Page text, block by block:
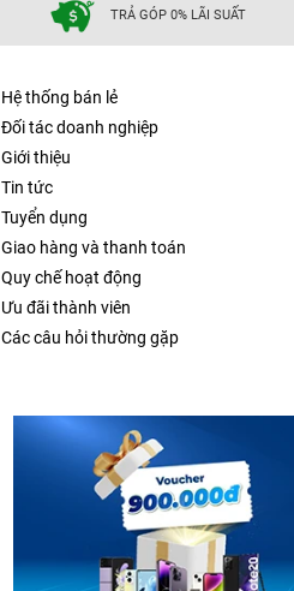
TRẢ GÓP 0% LÃI SUẤT
Hệ thống bán lẻ
Đối tác doanh nghiệp
Giới thiệu
Tin tức
Tuyển dụng
Giao hàng và thanh toán
Quy chế hoạt động
Ưu đãi thành viên
Các câu hỏi thường gặp